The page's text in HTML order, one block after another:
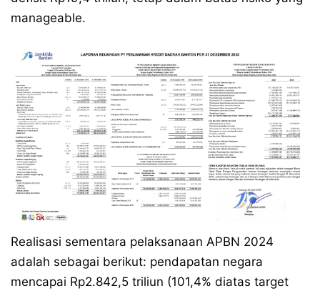
manageable.
Realisasi sementara pelaksanaan APBN 2024
adalah sebagai berikut: pendapatan negara
mencapai Rp2.842,5 triliun (101,4% diatas target